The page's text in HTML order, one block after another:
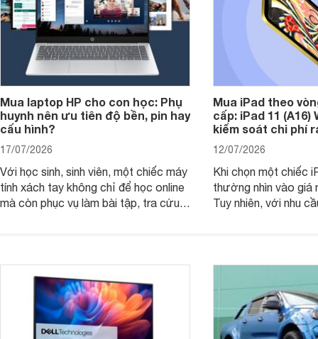
Mua laptop HP cho con học: Phụ
huynh nên ưu tiên độ bền, pin hay
cấu hình?
17/07/2026
Với học sinh, sinh viên, một chiếc máy
tính xách tay không chỉ để học online
mà còn phục vụ làm bài tập, tra cứu,
thay vì chỉ so sánh cấu hình trên giấy.
Mua iPad theo
cấp: iPad 11 (A16)
kiểm soát chi phí
12/07/2026
Khi chọn một chiếc
thường nhìn vào
Tuy nhiên, với nhu
không, dùng được